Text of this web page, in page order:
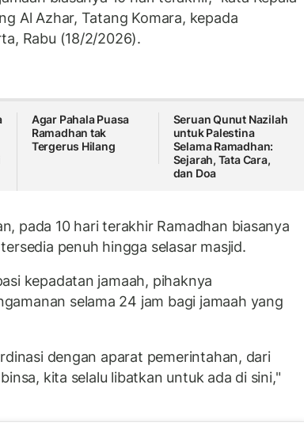
Al Azhar, Tatang Komara, kepada
Rabu (18/2/2026).
Agar Pahala Puasa
Ramadhan tak
Tergerus Hilang
Seruan Qunut Nazilah
untuk Palestina
Selama Ramadhan:
Sejarah, Tata Cara,
dan Doa
pada 10 hari terakhir Ramadhan biasanya
penuh hingga selasar masjid.
kepadatan jamaah, pihaknya
selama 24 jam bagi jamaah yang
dengan aparat pemerintahan, dari
kita selalu libatkan untuk ada di sini,"